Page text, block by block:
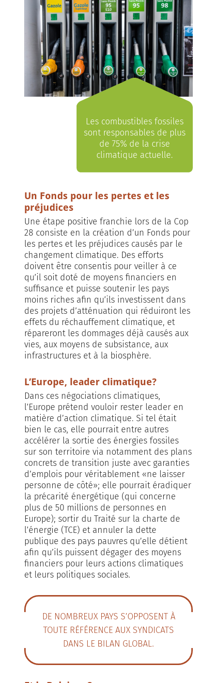
Les combustibles fossiles
sont responsables de plus
de 75% de la crise
climatique actuelle.
Un Fonds pour les pertes et les
préjudices
Une étape positive franchie lors de la Cop
28 consiste en la création d’un Fonds pour
les pertes et les préjudices causés par le
changement climatique. Des efforts
doivent être consentis pour veiller à ce
qu’il soit doté de moyens financiers en
suffisance et puisse soutenir les pays
moins riches afin qu’ils investissent dans
des projets d’atténuation qui réduiront les
effets du réchauffement climatique, et
répareront les dommages déjà causés aux
vies, aux moyens de subsistance, aux
infrastructures et à la biosphère.
L’Europe, leader climatique?
Dans ces négociations climatiques,
l’Europe prétend vouloir rester leader en
matière d’action climatique. Si tel était
bien le cas, elle pourrait entre autres
accélérer la sortie des énergies fossiles
sur son territoire via notamment des plans
concrets de transition juste avec garanties
d’emplois pour véritablement «ne laisser
personne de côté»; elle pourrait éradiquer
la précarité énergétique (qui concerne
plus de 50 millions de personnes en
Europe); sortir du Traité sur la charte de
l’énergie (TCE) et annuler la dette
publique des pays pauvres qu’elle détient
afin qu’ils puissent dégager des moyens
financiers pour leurs actions climatiques
et leurs politiques sociales.
DE NOMBREUX PAYS S’OPPOSENT À
TOUTE RÉFÉRENCE AUX SYNDICATS
DANS LE BILAN GLOBAL.